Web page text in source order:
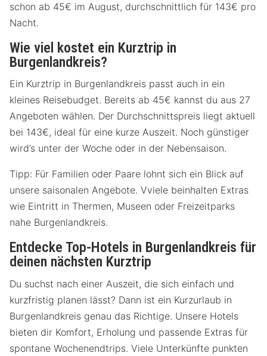
schon ab 45€ im August, durchschnittlich für 143€ pro
Nacht.
Wie viel kostet ein Kurztrip in
Burgenlandkreis?
Ein Kurztrip in Burgenlandkreis passt auch in ein
kleines Reisebudget. Bereits ab 45€ kannst du aus 27
Angeboten wählen. Der Durchschnittspreis liegt aktuell
bei 143€, ideal für eine kurze Auszeit. Noch günstiger
wird’s unter der Woche oder in der Nebensaison.
Tipp: Für Familien oder Paare lohnt sich ein Blick auf
unsere saisonalen Angebote. Vviele beinhalten Extras
wie Eintritt in Thermen, Museen oder Freizeitparks
nahe Burgenlandkreis.
Entdecke Top-Hotels in Burgenlandkreis für
deinen nächsten Kurztrip
Du suchst nach einer Auszeit, die sich einfach und
kurzfristig planen lässt? Dann ist ein Kurzurlaub in
Burgenlandkreis genau das Richtige. Unsere Hotels
bieten dir Komfort, Erholung und passende Extras für
spontane Wochenendtrips. Viele Unterkünfte punkten